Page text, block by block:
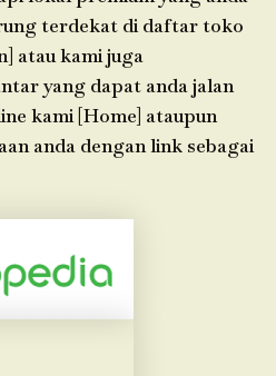
terdekat di daftar toko
atau kami juga
yang dapat anda jalan
kami [Home] ataupun
anda dengan link sebagai